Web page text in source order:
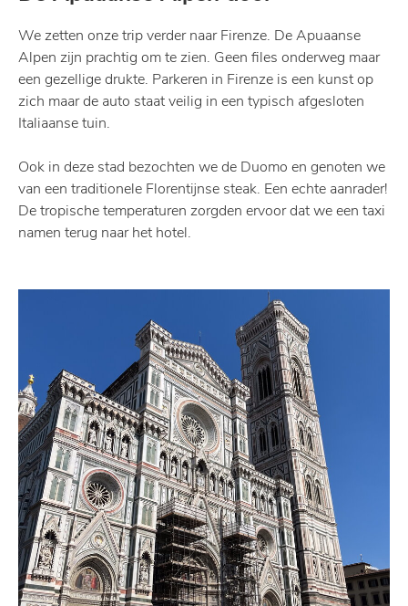
We zetten onze trip verder naar Firenze. De Apuaanse
Alpen zijn prachtig om te zien. Geen files onderweg maar
een gezellige drukte. Parkeren in Firenze is een kunst op
zich maar de auto staat veilig in een typisch afgesloten
Italiaanse tuin.
Ook in deze stad bezochten we de Duomo en genoten we
van een traditionele Florentijnse steak. Een echte aanrader!
De tropische temperaturen zorgden ervoor dat we een taxi
namen terug naar het hotel.